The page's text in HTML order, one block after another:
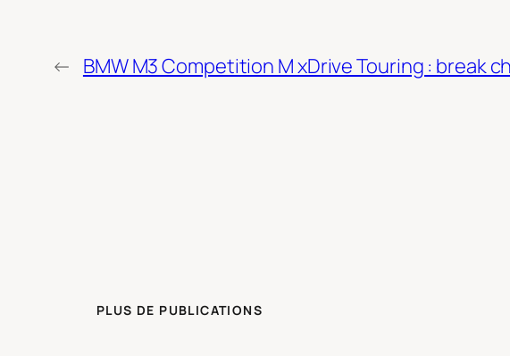
← BMW M3 Competition M xDrive Touring : break
PLUS DE PUBLICATIONS